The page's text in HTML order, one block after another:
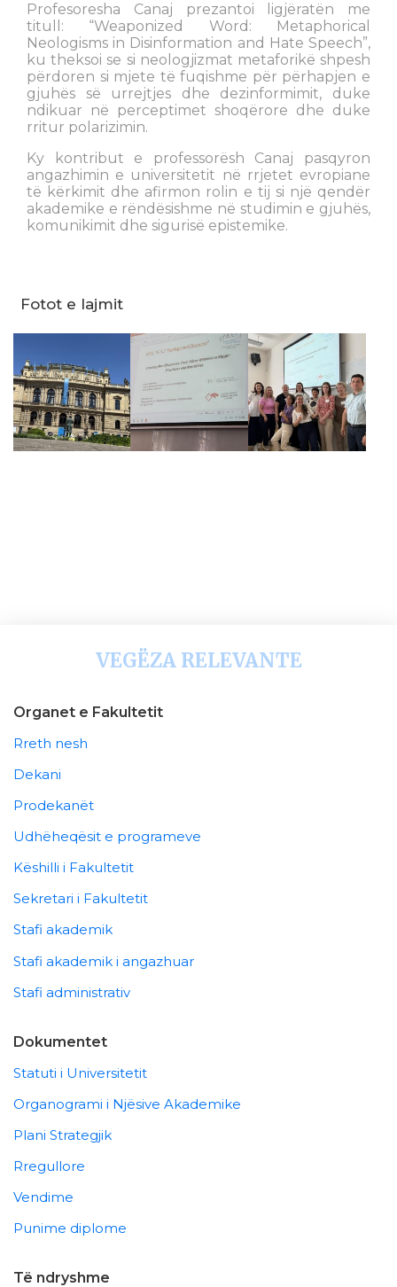
Profesoresha Canaj prezantoi ligjëratën me
titull: “Weaponized Word: Metaphorical
Neologisms in Disinformation and Hate Speech”,
ku theksoi se si neologjizmat metaforikë shpesh
përdoren si mjete të fuqishme për përhapjen e
gjuhës së urrejtjes dhe dezinformimit, duke
ndikuar në perceptimet shoqërore dhe duke
rritur polarizimin.
Ky kontribut e professorësh Canaj pasqyron
angazhimin e universitetit në rrjetet evropiane
të kërkimit dhe afirmon rolin e tij si një qendër
akademike e rëndësishme në studimin e gjuhës,
komunikimit dhe sigurisë epistemike.
Fotot e lajmit
VEGËZA RELEVANTE
Organet e Fakultetit
Rreth nesh
Dekani
Prodekanët
Udhëheqësit e programeve
Këshilli i Fakultetit
Sekretari i Fakultetit
Stafi akademik
Stafi akademik i angazhuar
Stafi administrativ
Dokumentet
Statuti i Universitetit
Organogrami i Njësive Akademike
Plani Strategjik
Rregullore
Vendime
Punime diplome
Të ndryshme